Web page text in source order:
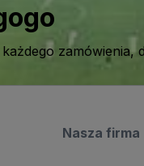
Nasza firma